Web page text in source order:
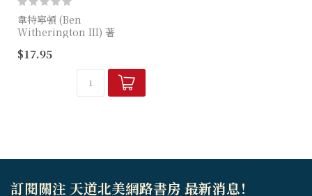
韋特寧頓 (Ben
Witherington III) 著
本書作者從聖經出發，帶領我
們探討耶穌及其最初的跟隨者
如何看待，處理金錢、貧窮、
債務、奉獻／施予...
$17.95
訂閱關注 天道北美網路書房 最新消息！